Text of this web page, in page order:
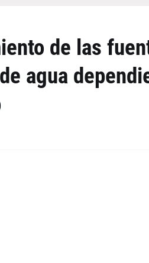
de las
agua